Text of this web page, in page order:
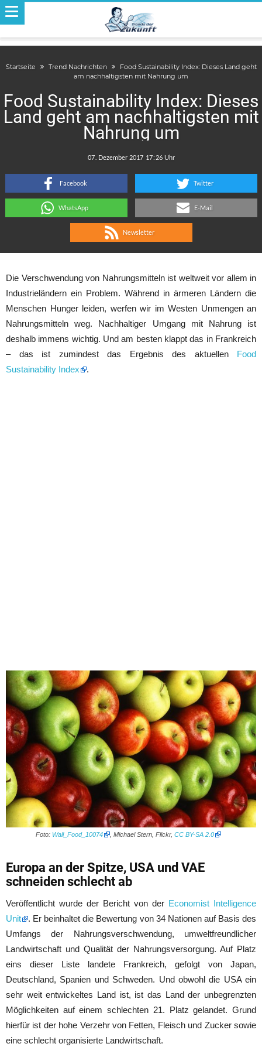
Startseite Trend Nachrichten
Food Sustainability Index: Dieses Land geht
am nachhaltigsten mit Nahrung um
Food Sustainability Index: Dieses
Land geht am nachhaltigsten mit
Nahrung um
:
Facebook Twitter
WhatsApp E-Mail
Newsletter
Die Verschwendung von Nahrungsmitteln ist weltweit vor allem in
Industrieländern ein Problem. Während in ärmeren Ländern die
Menschen Hunger leiden, werfen wir im Westen Unmengen an
Nahrungsmitteln weg. Nachhaltiger Umgang mit Nahrung ist
deshalb immens wichtig. Und am besten klappt das in Frankreich
– das ist zumindest das Ergebnis des aktuellen Food
Sustainability Index
.
Foto: Wall_Food_10074 , Michael Stern, Flickr, CC BY-SA 2.0
Europa an der Spitze, USA und VAE
schneiden schlecht ab
Veröffentlicht wurde der Bericht von der Economist Intelligence
Unit
. Er beinhaltet die Bewertung von 34 Nationen auf Basis des
Umfangs der Nahrungsverschwendung, umweltfreundlicher
Landwirtschaft und Qualität der Nahrungsversorgung. Auf Platz
eins dieser Liste landete Frankreich, gefolgt von Japan,
Deutschland, Spanien und Schweden. Und obwohl die USA ein
sehr weit entwickeltes Land ist, ist das Land der unbegrenzten
Möglichkeiten auf einem schlechten 21. Platz gelandet. Grund
hierfür ist der hohe Verzehr von Fetten, Fleisch und Zucker sowie
eine schlecht organisierte Landwirtschaft.